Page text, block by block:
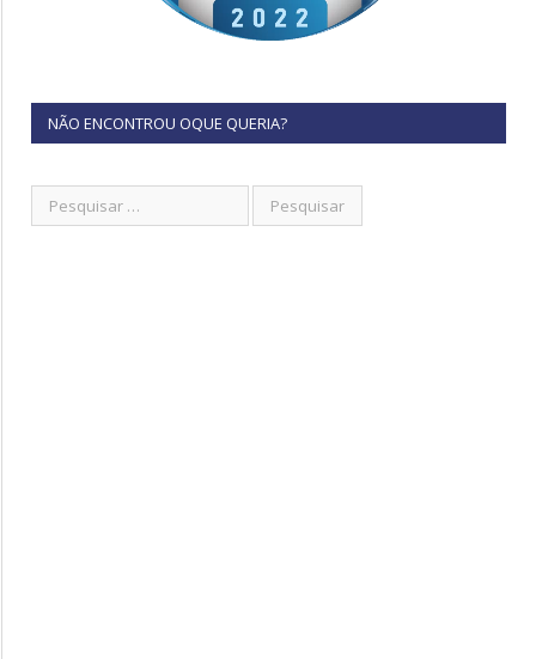
NÃO ENCONTROU OQUE QUERIA?